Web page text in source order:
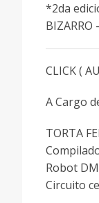
*2da
CLICK (
A Cargo
TORTA
Robot
Circuito